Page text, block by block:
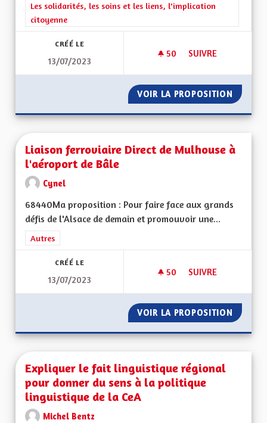
Filtrer les résultats de la catégorie : Les solidarités, les soins
Les solidarités, les soins et les liens, l'implication
citoyenne
CRÉÉ LE
13/07/2023
50 50 ABONNÉS
SUIVRE
VOIR LA PROPOSITION
Liaison ferroviaire Direct de Mulhouse à
l'aéroport de Bâle
Cynel
68440Ma proposition : Pour faire face aux grands
défis de l'Alsace de demain et promouvoir une...
Filtrer les résultats de la catégorie : Autres
Autres
CRÉÉ LE
13/07/2023
50 50 ABONNÉS
SUIVRE
VOIR LA PROPOSITION
Expliquer le fait linguistique régional
pour donner du sens à la politique
linguistique de la CeA
Michel Bentz